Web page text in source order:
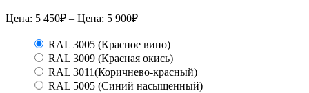
Цена: 5 450₽ – Цена: 5 900₽
RAL 3005 (Красное вино)
RAL 3009 (Красная окись)
RAL 3011(Коричнево-красный)
RAL 5005 (Синий насыщенный)